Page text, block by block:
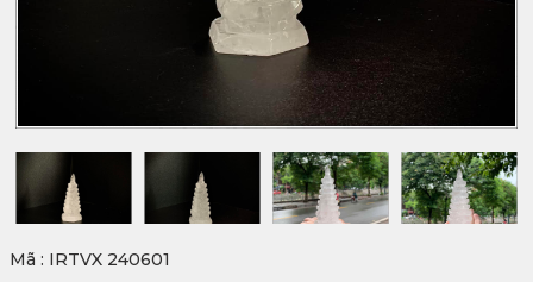
Mã : IRTVX 240601